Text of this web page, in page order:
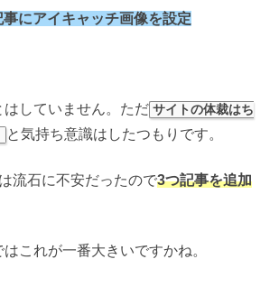
にアイキャッチ画像を設定
していません。ただ サイトの体裁はち
と気持ち意識はしたつもりです。
流石に不安だったので3つ記事を追加
これが一番大きいですかね。